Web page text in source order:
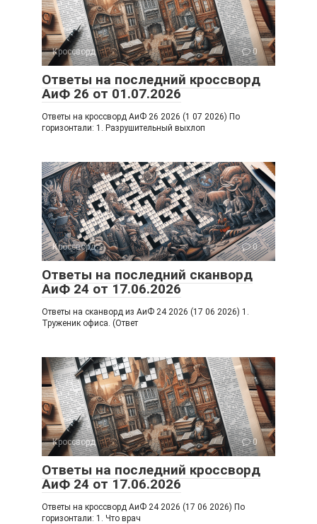
Кроссворд 0
Ответы на последний кроссворд
АиФ 26 от 01.07.2026
Ответы на кроссворд АиФ 26 2026 (1 07 2026) По
горизонтали: 1. Разрушительный выхлоп
Кроссворд 0
Ответы на последний сканворд
АиФ 24 от 17.06.2026
Ответы на сканворд из АиФ 24 2026 (17 06 2026) 1.
Труженик офиса. (Ответ
Кроссворд 0
Ответы на последний кроссворд
АиФ 24 от 17.06.2026
Ответы на кроссворд АиФ 24 2026 (17 06 2026) По
горизонтали: 1. Что врач